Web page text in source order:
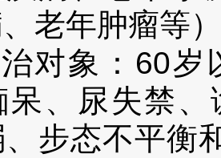
老年肿瘤等
对象： 60岁
呆、尿失禁
、步态不平衡